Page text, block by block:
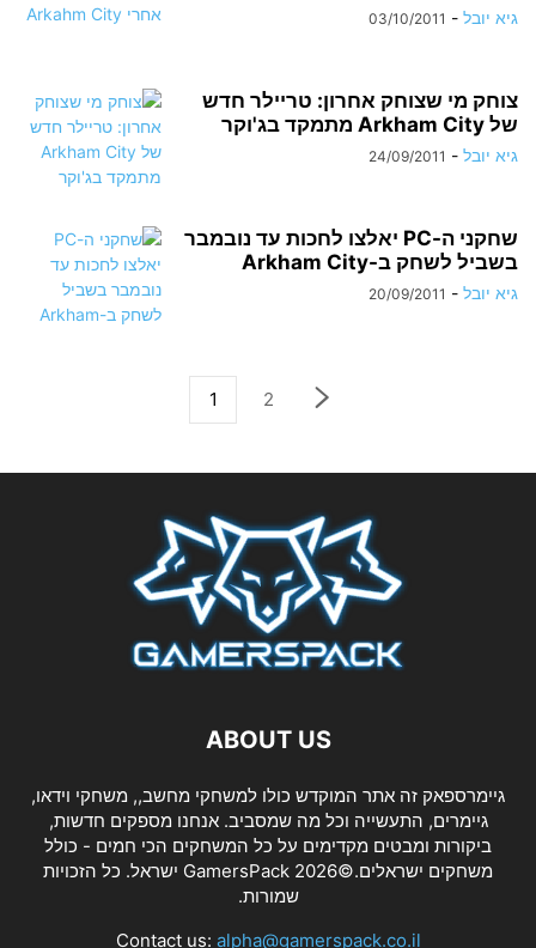
גיא יובל -
03/10/2011
צוחק מי שצוחק אחרון: טריילר חדש
של Arkham City מתמקד בג'וקר
גיא יובל -
24/09/2011
שחקני ה-PC יאלצו לחכות עד נובמבר
בשביל לשחק ב-Arkham City
גיא יובל -
20/09/2011
1 2
ABOUT US
גיימרספאק זה אתר המוקדש כולו למשחקי מחשב,, משחקי וידאו,
גיימרים, התעשייה וכל מה שמסביב. אנחנו מספקים חדשות,
ביקורות ומבטים מקדימים על כל המשחקים הכי חמים - כולל
משחקים ישראלים.©2026 GamersPack ישראל. כל הזכויות
שמורות.
Contact us: alpha@gamerspack.co.il